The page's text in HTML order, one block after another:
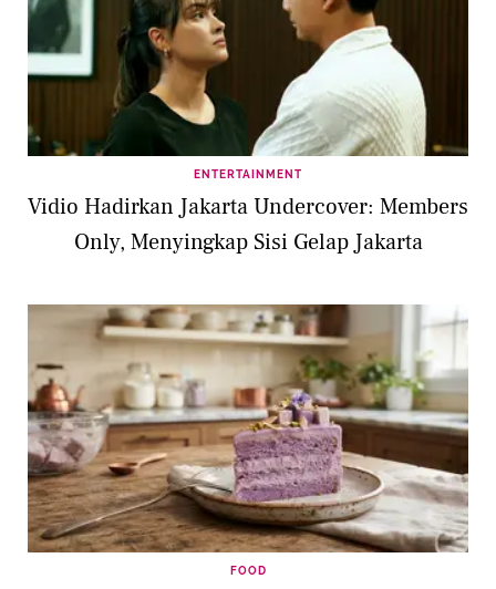
ENTERTAINMENT
Vidio Hadirkan Jakarta Undercover: Members
Only, Menyingkap Sisi Gelap Jakarta
FOOD